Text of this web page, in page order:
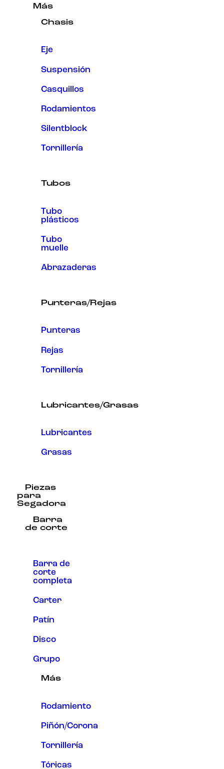
Más
Chasis
Eje
Suspensión
Casquillos
Rodamientos
Silentblock
Tornillería
Tubos
Tubo
plásticos
Tubo
muelle
Abrazaderas
Punteras/Rejas
Punteras
Rejas
Tornillería
Lubricantes/Grasas
Lubricantes
Grasas
Piezas
para
Segadora
Barra
de corte
Barra de
corte
completa
Carter
Patín
Disco
Grupo
Más
Rodamiento
Piñón/Corona
Tornillería
Tóricas